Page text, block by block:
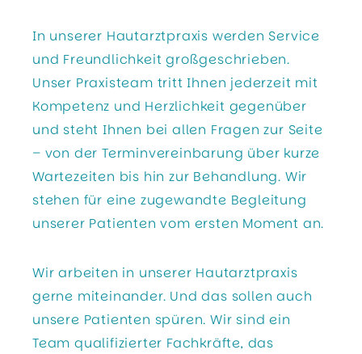
In unserer Hautarztpraxis werden Service
und Freundlichkeit großgeschrieben.
Unser Praxisteam tritt Ihnen jederzeit mit
Kompetenz und Herzlichkeit gegenüber
und steht Ihnen bei allen Fragen zur Seite
– von der Terminvereinbarung über kurze
Wartezeiten bis hin zur Behandlung. Wir
stehen für eine zugewandte Begleitung
unserer Patienten vom ersten Moment an.
Wir arbeiten in unserer Hautarztpraxis
gerne miteinander. Und das sollen auch
unsere Patienten spüren. Wir sind ein
Team qualifizierter Fachkräfte, das